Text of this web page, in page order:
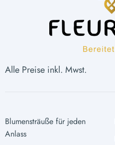
Alle Preise inkl. Mwst.
Blumensträuße für jeden
Anlass